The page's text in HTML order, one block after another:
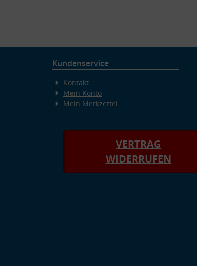
Kundenservice
Kontakt
Mein Konto
Mein Merkzettel
VERTRAG
WIDERRUFEN